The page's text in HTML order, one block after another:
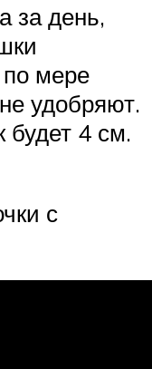
за день,
по мере
удобряют.
будет 4 см.
с